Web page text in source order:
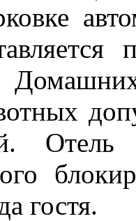
Отель
гостя.